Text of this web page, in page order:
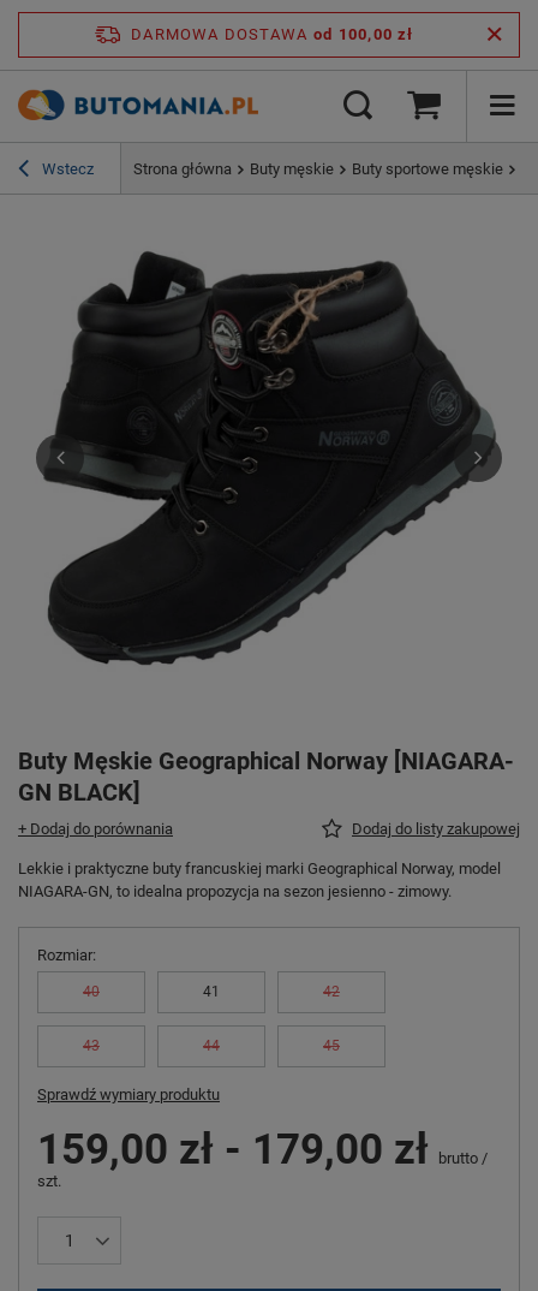
DARMOWA DOSTAWA od 100,00 zł
Wstecz Strona główna Buty męskie Buty sportowe męskie
Buty Męskie Geographical Norway [NIAGARA-
GN BLACK]
+ Dodaj do porównania Dodaj do listy zakupowej
Lekkie i praktyczne buty francuskiej marki Geographical Norway, model
NIAGARA-GN, to idealna propozycja na sezon jesienno - zimowy.
Rozmiar
40 41 42
43 44 45
Sprawdź wymiary produktu
159,00 zł - 179,00 zł brutto /
szt.